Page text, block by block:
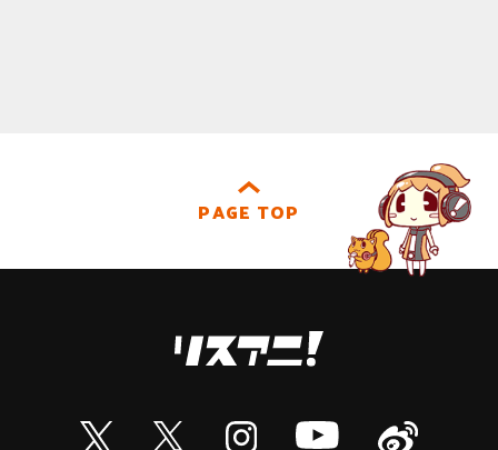
PAGE TOP